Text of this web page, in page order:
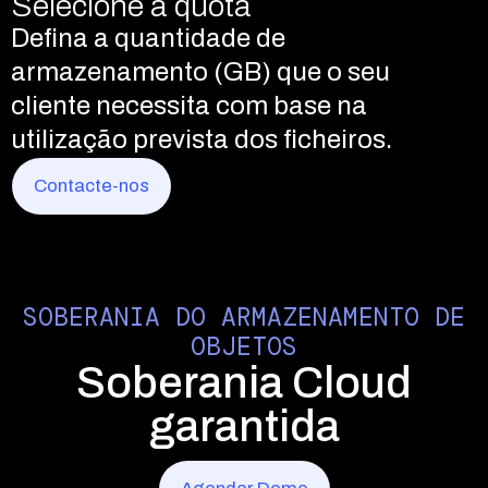
Defina a quantidade de
armazenamento (GB) que o seu
cliente necessita com base na
utilização prevista dos ficheiros.
Contacte-nos
Gira funções e permissões de
utilizador
Conceda ou restrinja o acesso a
utilizadores e dados com base em
funções e permissões atribuídas.
Contacte-nos
carregar ficheiros
Ligue aplicações ao seu bucket e
carregue ficheiros utilizando
qualquer integração compatível
com S3.
Contacte-nos
SOBERANIA DO ARMAZENAMENTO DE
OBJETOS
Soberania Cloud
garantida